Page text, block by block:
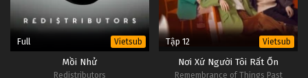
Full Vietsub
Mồi Nhử
Redistributors
Tập 12 Vietsub
Nơi Xứ Người Tôi Rất Ổn
Remembrance of Things Past